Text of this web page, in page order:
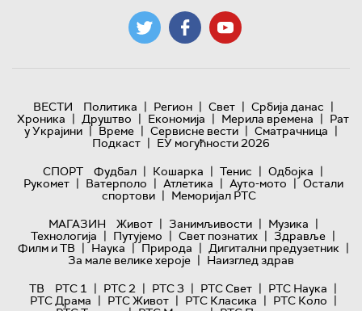
ВЕСТИ Политика | Регион | Свет | Србија данас |
Хроника | Друштво | Економија | Мерила времена | Рат
у Украјини | Време | Сервисне вести | Сматрачница |
Подкаст | ЕУ могућности 2026
СПОРТ
Фудбал | Кошарка | Тенис | Одбојка |
Рукомет | Ватерполо | Атлетика | Ауто-мото | Остали
спортови | Меморијал РТС
МАГАЗИН
Живот | Занимљивости | Музика |
Технологијa | Путујемо | Свет познатих | Здравље |
Филм и ТВ | Наука | Природа | Дигитални предузетник |
За мале велике хероје | Наизглед здрав
ТВ
РТС 1 | РТС 2 | РТС 3 | РТС Свет | РТС Наука |
РТС Драма | РТС Живот | РТС Класика | РТС Коло |